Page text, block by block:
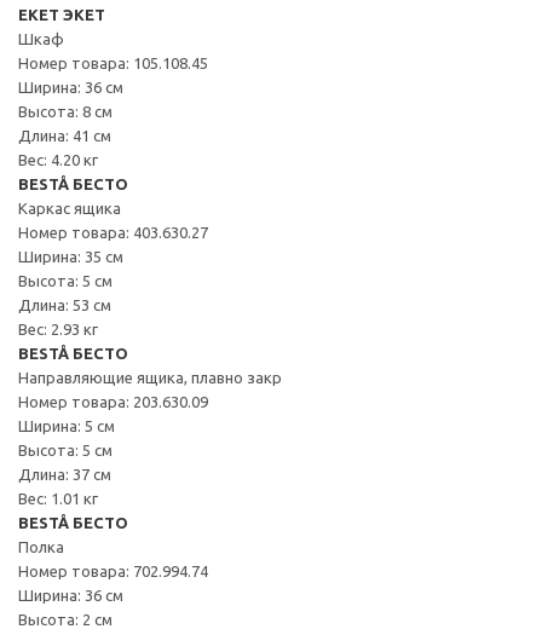
EKET ЭКЕТ
Шкаф
Номер товара: 105.108.45
Ширина: 36 см
Высота: 8 см
Длина: 41 см
Вес: 4.20 кг
BESTÅ БЕСТО
Каркас ящика
Номер товара: 403.630.27
Ширина: 35 см
Высота: 5 см
Длина: 53 см
Вес: 2.93 кг
BESTÅ БЕСТО
Направляющие ящика, плавно закр
Номер товара: 203.630.09
Ширина: 5 см
Высота: 5 см
Длина: 37 см
Вес: 1.01 кг
BESTÅ БЕСТО
Полка
Номер товара: 702.994.74
Ширина: 36 см
Высота: 2 см